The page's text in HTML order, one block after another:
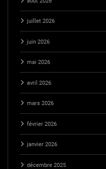
juillet 2026
juin 2026
mai 2026
avril 2026
mars 2026
février 2026
janvier 2026
décembre 2025